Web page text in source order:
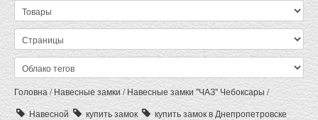
Головна/Навесные замки/Навесные замки "ЧАЗ" Чебоксары/
Навесной
купить замок
купить замок в Днепропетровске